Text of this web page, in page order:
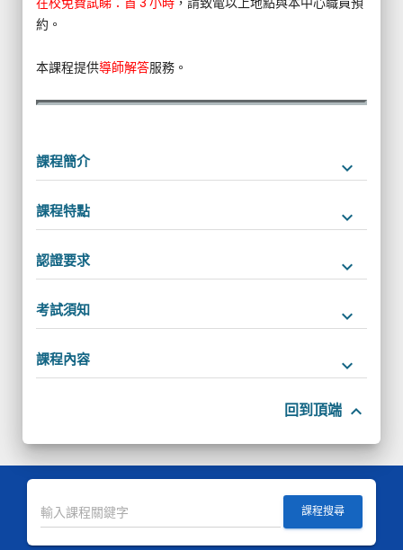
約。
本課程提供導師解答服務。
課程簡介 keyboard_arrow_down
課程特點 keyboard_arrow_down
認證要求 keyboard_arrow_down
考試須知 keyboard_arrow_down
課程內容 keyboard_arrow_down
回到頂端 keyboard_arrow_up
課程搜尋